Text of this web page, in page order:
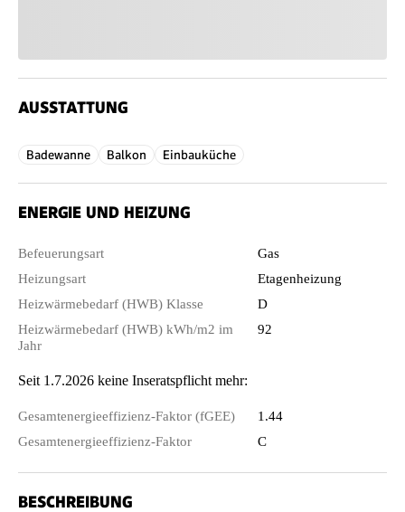
AUSSTATTUNG
Badewanne Balkon Einbauküche
ENERGIE UND HEIZUNG
Befeuerungsart
Gas
Heizungsart
Etagenheizung
Heizwärmebedarf (HWB) Klasse
D
Heizwärmebedarf (HWB) kWh/m2 im
Jahr
92
Seit 1.7.2026 keine Inseratspflicht mehr:
Gesamtenergieeffizienz-Faktor (fGEE)
1.44
Gesamtenergieeffizienz-Faktor
C
BESCHREIBUNG